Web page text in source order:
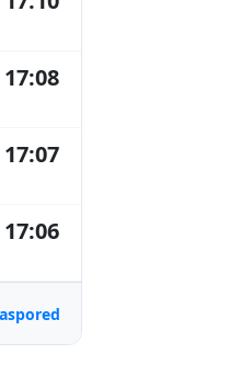
17:08
17:07
17:06